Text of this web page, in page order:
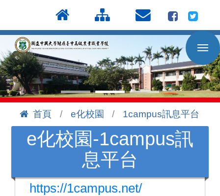
到
主
要
內
容
區
首頁 e化校園
1campus訊息平台
e化校園-1campus訊
息平台
web版登入網址
https://1campus.net/